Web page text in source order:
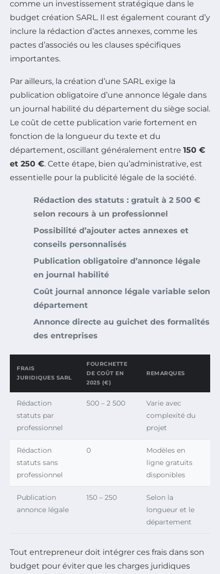
comme un investissement stratégique dans le
budget création SARL. Il est également courant d’y
inclure la rédaction d’actes annexes, comme les
pactes d’associés ou les clauses spécifiques
importantes.
Par ailleurs, la création d’une SARL exige la
publication obligatoire d’une annonce légale dans
un journal habilité du département du siège social.
Le coût de cette publication varie fortement en
fonction de la longueur du texte et du
département, oscillant généralement entre 150 €
et 250 €. Cette étape, bien qu’administrative, est
essentielle pour la publicité légale de la société.
Rédaction des statuts : gratuit à 2 500 €
selon recours à un professionnel
Possibilité d’ajouter actes annexes et
conseils personnalisés
Publication obligatoire d’annonce légale
en journal habilité
Coût journal annonce légale variable selon
département
Annonce directe au guichet des formalités
des entreprises
FRAIS
JURIDIQUES SARL
FOURCHETTE
DE COÛT EN
2025 (€)
REMARQUES
Rédaction
statuts par
professionnel
500 – 2 500
Varie avec
complexité du
projet
Rédaction
statuts sans
professionnel
0
Modèles en
ligne gratuits
disponibles
Publication
annonce légale
150 – 250
Selon la
longueur et le
département
Tout entrepreneur doit intégrer ces frais dans son
budget pour éviter que les charges juridiques